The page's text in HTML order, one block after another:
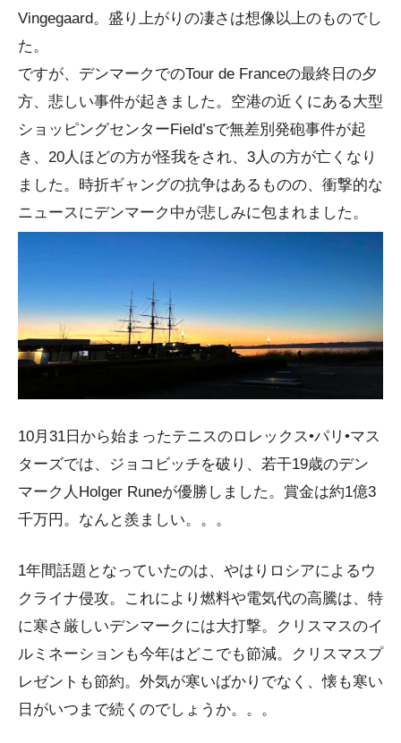
Vingegaard。盛り上がりの凄さは想像以上のものでし
た。
ですが、デンマークでのTour de Franceの最終日の夕
方、悲しい事件が起きました。空港の近くにある大型
ショッピングセンターField’sで無差別発砲事件が起
き、20人ほどの方が怪我をされ、3人の方が亡くなり
ました。時折ギャングの抗争はあるものの、衝撃的な
ニュースにデンマーク中が悲しみに包まれました。
10月31日から始まったテニスのロレックス•パリ•マス
ターズでは、ジョコビッチを破り、若干19歳のデン
マーク人Holger Runeが優勝しました。賞金は約1億3
千万円。なんと羨ましい。。。
1年間話題となっていたのは、やはりロシアによるウ
クライナ侵攻。これにより燃料や電気代の高騰は、特
に寒さ厳しいデンマークには大打撃。クリスマスのイ
ルミネーションも今年はどこでも節減。クリスマスプ
レゼントも節約。外気が寒いばかりでなく、懐も寒い
日がいつまで続くのでしょうか。。。